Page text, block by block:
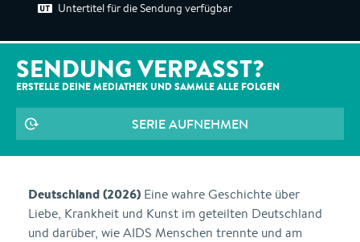
Untertitel für die Sendung verfügbar
SENDUNG VERPASST?
ERSTELLE DEINE MEDIATHEK UND SAMMLE ALLE FOLGEN
SERIE AUFNEHMEN
Deutschland (2026) Eine wahre Geschichte über
Liebe, Krankheit und Kunst im geteilten Deutschland
und darüber, wie AIDS Menschen trennte und am